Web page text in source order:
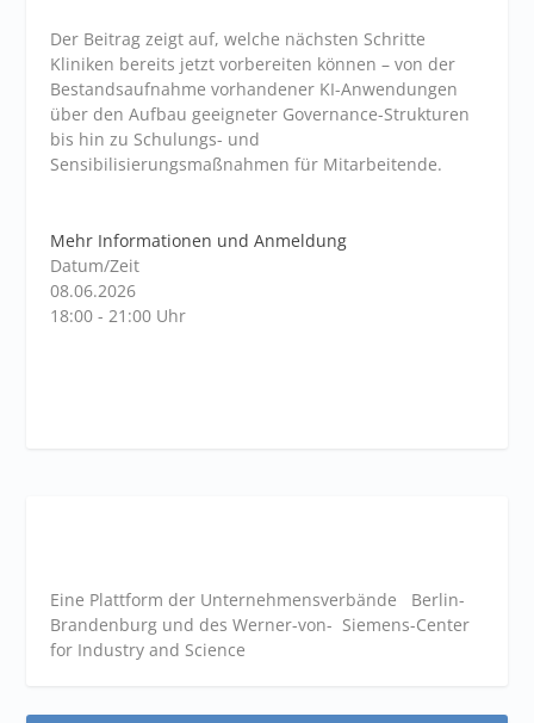
Der Beitrag zeigt auf, welche nächsten Schritte
Kliniken bereits jetzt vorbereiten können – von der
Bestandsaufnahme vorhandener KI-Anwendungen
über den Aufbau geeigneter Governance-Strukturen
bis hin zu Schulungs- und
Sensibilisierungsmaßnahmen für Mitarbeitende.
Mehr Informationen und Anmeldung
Datum/Zeit
08.06.2026
18:00 - 21:00 Uhr
Eine Plattform der Unternehmensverbände Berlin-
Brandenburg und des Werner-von- Siemens-Center
for Industry and Science